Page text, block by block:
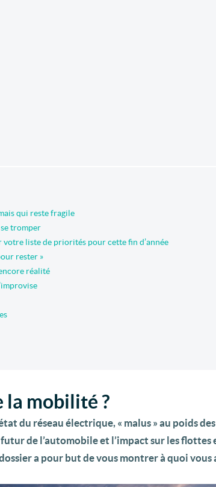
qui reste fragile
tromper
liste de priorités pour cette fin d’année
rester »
réalité
la mobilité ?
du réseau électrique, « malus » au poids
de l’automobile et l’impact sur les flottes
a pour but de vous montrer à quoi